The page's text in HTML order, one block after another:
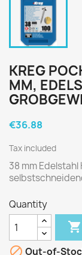
KREG
MM,
€36.88
Tax included
38 mm
Quantity

 Out-of-